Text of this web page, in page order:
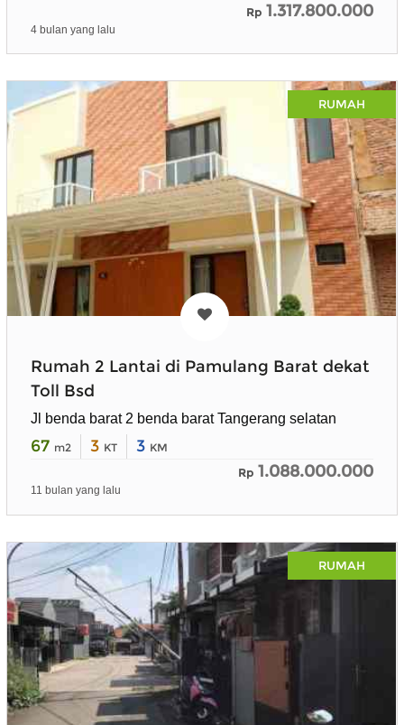
Rp 1.317.800.000
4 bulan yang lalu
RUMAH
Rumah 2 Lantai di Pamulang Barat dekat
Toll Bsd
Jl benda barat 2 benda barat Tangerang selatan
67 m2 3 KT 3 KM
Rp 1.088.000.000
11 bulan yang lalu
RUMAH